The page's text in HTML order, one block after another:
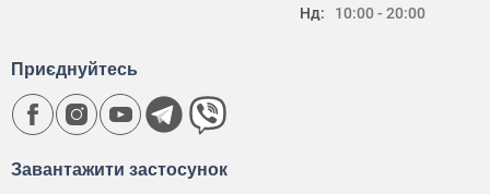
Нд:
10:00 - 20:00
Завантажити застосунок
Приєднуйтесь